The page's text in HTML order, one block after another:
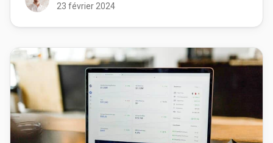
23 février 2024